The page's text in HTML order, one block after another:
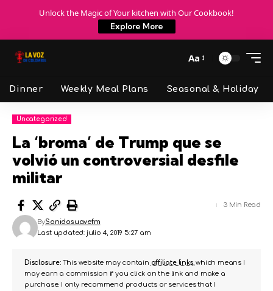
Unlock the Magic of Your kitchen with Our Cookbook!
Explore More
Aa
Dinner Weekly Meal Plans Seasonal & Holiday
Uncategorized
La ‘broma’ de Trump que se
volvió un controversial desfile
militar
Last updated: julio 4, 2019 5:27 am
BySonidosuavefm
3 Min Read
Disclosure:This website may contain affiliate links, which means I
may earn a commission if you click on the link and make a
purchase. I only recommend products or services that I